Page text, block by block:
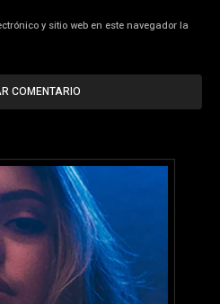
y sitio web en este navegador la